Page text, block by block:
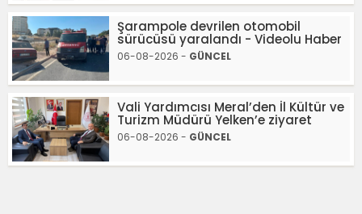
Şarampole devrilen otomobil
sürücüsü yaralandı - Videolu Haber
06-08-2026 - GÜNCEL
Vali Yardımcısı Meral’den İl Kültür ve
Turizm Müdürü Yelken’e ziyaret
06-08-2026 - GÜNCEL